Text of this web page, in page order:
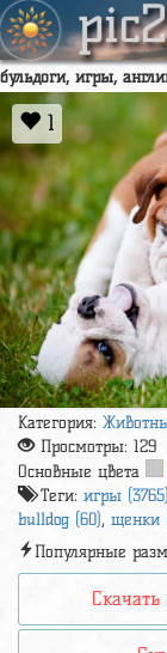
бульдоги, игры,
1
Категория:
Просмотры: 129
Основные цвета
Теги: игры (3765)
bulldog (60), щенки
Популярные
Скачать